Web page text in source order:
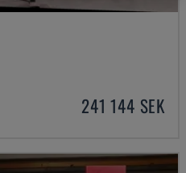
241 144 SEK